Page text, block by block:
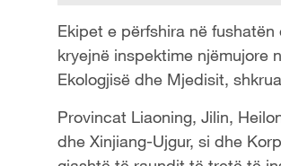
Ekipet e përfshira në
kryejnë inspektime njëmujore
Ekologjisë dhe Mjedisit,
Provincat Liaoning, Jilin,
dhe Xinjiang-Ujgur, si dhe